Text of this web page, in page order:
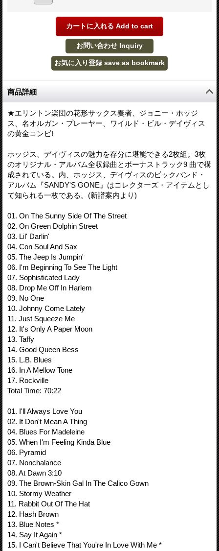
商品詳細
★エリントン楽団の花形サックス奏者、ジョニー・ホッジ
ス、名オルガン・プレーヤー、ワイルド・ビル・デイヴィス
の黄金コンビ!
ホッジス、デイヴィスの魅力を存分に堪能できる2枚組。3枚
のオリジナル・アルバム全収録曲とボーナストラック9 曲で構
成されている。内、ホッジス、デイヴィスのビックバンド・
アルバム『SANDY'S GONE』はコレクターズ・アイテムとし
て知られる一枚である。(新譜案内より)
01. On The Sunny Side Of The Street
02. On Green Dolphin Street
03. Lil' Darlin'
04. Con Soul And Sax
05. The Jeep Is Jumpin'
06. I'm Beginning To See The Light
07. Sophisticated Lady
08. Drop Me Off In Harlem
09. No One
10. Johnny Come Lately
11. Just Squeeze Me
12. It's Only A Paper Moon
13. Taffy
14. Good Queen Bess
15. L.B. Blues
16. In A Mellow Tone
17. Rockville
Total Time: 70:22
01. I'll Always Love You
02. It Don't Mean A Thing
04. Blues For Madeleine
05. When I'm Feeling Kinda Blue
06. Pyramid
07. Nonchalance
08. At Dawn 3:10
09. The Brown-Skin Gal In The Calico Gown
10. Stormy Weather
11. Rabbit Out Of The Hat
12. Hash Brown
13. Blue Notes *
14. Say It Again *
15. I Can't Believe That You're In Love With Me *